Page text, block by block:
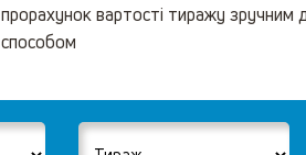
прорахунок вартості тиражу зручним
способом